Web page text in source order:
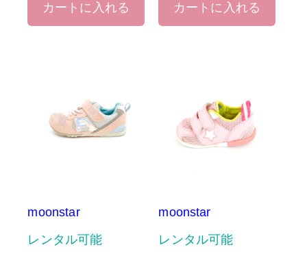
カートに入れる カートに入れる
moonstar
レンタル可能
moonstar
レンタル可能